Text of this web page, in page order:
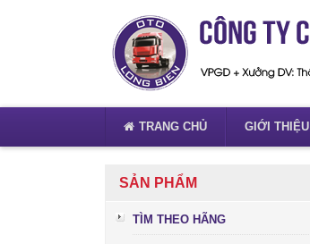
TRANG CHỦ GIỚI THIỆU
SẢN PHẨM
TÌM THEO HÃNG